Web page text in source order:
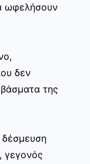
ωφελήσουν
δεν
της
δέσμευση
γεγονός